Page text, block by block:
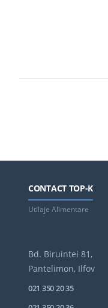
CONTACT TOP-K
Utilaje Alimentare
Bd. Biruintei 81,
Pantelimon, Ilfov
021 350 20 35